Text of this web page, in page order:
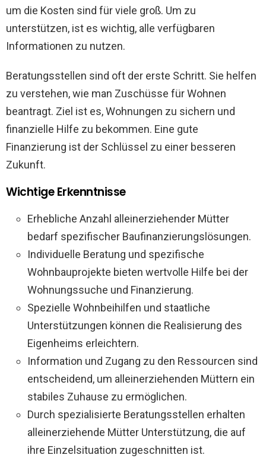
um die Kosten sind für viele groß. Um zu
unterstützen, ist es wichtig, alle verfügbaren
Informationen zu nutzen.
Beratungsstellen sind oft der erste Schritt. Sie helfen
zu verstehen, wie man Zuschüsse für Wohnen
beantragt. Ziel ist es, Wohnungen zu sichern und
finanzielle Hilfe zu bekommen. Eine gute
Finanzierung ist der Schlüssel zu einer besseren
Zukunft.
Wichtige Erkenntnisse
Erhebliche Anzahl alleinerziehender Mütter
bedarf spezifischer Baufinanzierungslösungen.
Individuelle Beratung und spezifische
Wohnbauprojekte bieten wertvolle Hilfe bei der
Wohnungssuche und Finanzierung.
Spezielle Wohnbeihilfen und staatliche
Unterstützungen können die Realisierung des
Eigenheims erleichtern.
Information und Zugang zu den Ressourcen sind
entscheidend, um alleinerziehenden Müttern ein
stabiles Zuhause zu ermöglichen.
Durch spezialisierte Beratungsstellen erhalten
alleinerziehende Mütter Unterstützung, die auf
ihre Einzelsituation zugeschnitten ist.